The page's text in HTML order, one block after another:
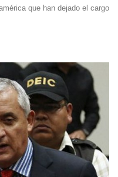
que han dejado el cargo